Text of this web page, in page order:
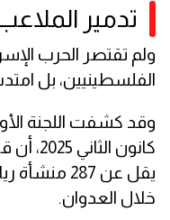
تدمير
ولم تقتصر الحرب
الفلسطينيين، بل
كانون
يقل عن 287
خلال العدوان.